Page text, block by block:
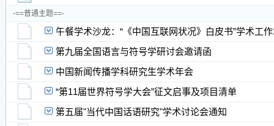
新小字报
-==普通主题==-
午餐学术沙龙：“《中国互联网状况》白皮书”学术工
第九届全国语言与符号学研讨会邀请函
中国新闻传播学科研究生学术年会
“第11届世界符号学大会”征文启事及项目清单
第五届"当代中国话语研究"学术讨论会通知